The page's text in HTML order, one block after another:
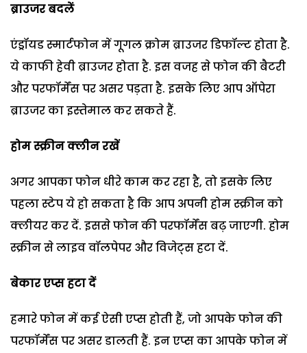
ब्राउजर बदलें
एंड्रॉयड स्मार्टफोन में गूगल क्रोम ब्राउजर डिफॉल्ट होता है.
ये काफी हेवी ब्राउजर होता है. इस वजह से फोन की बैटरी
और परफॉर्मेंस पर असर पड़ता है. इसके लिए आप ऑपेरा
ब्राउजर का इस्तेमाल कर सकते हैं.
होम स्क्रीन क्लीन रखें
अगर आपका फोन धीरे काम कर रहा है, तो इसके लिए
पहला स्टेप ये हो सकता है कि आप अपनी होम स्क्रीन को
क्लीयर कर दें. इससे फोन की परफॉर्मेंस बढ़ जाएगी. होम
स्क्रीन से लाइव वॉलपेपर और विजेट्स हटा दें.
बेकार एप्स हटा दें
हमारे फोन में कई ऐसी एप्स होती हैं, जो आपके फोन की
परफॉर्मेंस पर असर डालती हैं. इन एप्स का आपके फोन में